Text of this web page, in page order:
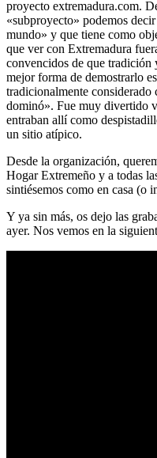
proyecto extremadura.com.
«subproyecto» podemos
mundo» y que tiene como
que ver con Extremadura
convencidos de que
mejor forma de demostrarlo
tradicionalmente considerado
dominó». Fue muy divertido
entraban allí como
un sitio atípico.
Desde la organización,
Hogar Extremeño y a todas
sintiésemos como en casa (o
Y ya sin más, os dejo las
ayer. Nos vemos en la